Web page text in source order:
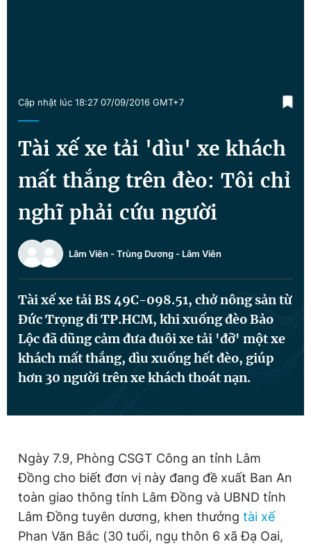
Sản phẩm khác
Tiện ích Bạn cần biết
Thông tin tòa soạn Liên hệ quảng cáo
Đọc Thanh Niên trên điện thoại
Hotline
0906 645 777
Liên hệ quảng cáo
0908 780 404
Đặt báo Quảng cáo RSS Tòa soạn Chính sách bảo
Cập nhật lúc 18:27 07/09/2016 GMT+7
Tài xế xe tải 'dìu' xe khách
mất thắng trên đèo: Tôi chỉ
nghĩ phải cứu người
Lâm Viên - Trùng Dương - Lâm Viên
Tài xế xe tải BS 49C-098.51, chở nông sản từ
Đức Trọng đi TP.HCM, khi xuống đèo Bảo
Lộc đã dũng cảm đưa đuôi xe tải 'đỡ' một xe
khách mất thắng, dìu xuống hết đèo, giúp
hơn 30 người trên xe khách thoát nạn.
Ngày 7.9, Phòng CSGT Công an tỉnh Lâm
Đồng cho biết đơn vị này đang đề xuất Ban An
toàn giao thông tỉnh Lâm Đồng và UBND tỉnh
Lâm Đồng tuyên dương, khen thưởng tài xế
Phan Văn Bắc (30 tuổi, ngụ thôn 6 xã Đạ Oai,